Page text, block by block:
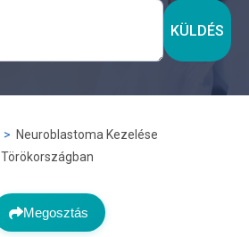
KÜLDÉS
Neuroblastoma Kezelése
Törökországban
Megosztás